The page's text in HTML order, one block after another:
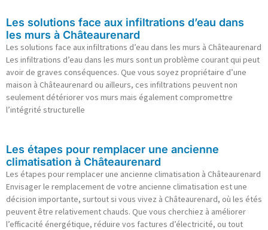
Les solutions face aux infiltrations d’eau dans
les murs à Châteaurenard
Les solutions face aux infiltrations d’eau dans les murs à Châteaurenard
Les infiltrations d’eau dans les murs sont un problème courant qui peut
avoir de graves conséquences. Que vous soyez propriétaire d’une
maison à Châteaurenard ou ailleurs, ces infiltrations peuvent non
seulement détériorer vos murs mais également compromettre
l’intégrité structurelle
Les étapes pour remplacer une ancienne
climatisation à Châteaurenard
Les étapes pour remplacer une ancienne climatisation à Châteaurenard
Envisager le remplacement de votre ancienne climatisation est une
décision importante, surtout si vous vivez à Châteaurenard, où les étés
peuvent être relativement chauds. Que vous cherchiez à améliorer
l’efficacité énergétique, réduire vos factures d’électricité, ou tout